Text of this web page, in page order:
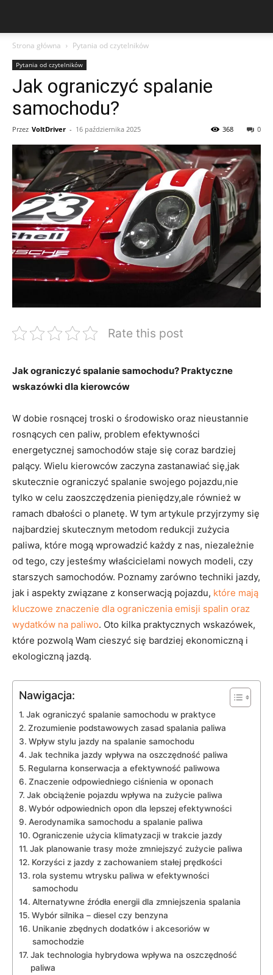
Strona główna Pytania od czytelników
Pytania od czytelników
Jak ograniczyć spalanie
samochodu?
Przez VoltDriver - 16 października 2025 0
368
Rate this post
Jak ograniczyć‌ spalanie samochodu? Praktyczne
wskazówki dla⁢ kierowców
W dobie rosnącej⁣ troski ⁢o środowisko oraz nieustannie
rosnących ‍cen paliw, problem efektywności
energetycznej ⁢samochodów staje się⁤ coraz bardziej
palący. Wielu kierowców zaczyna zastanawiać ​się,jak
skutecznie ograniczyć spalanie swojego pojazdu,nie
tylko w celu​ zaoszczędzenia pieniędzy,ale również w⁣
ramach dbałości ⁢o ‍planetę.⁢ W ⁣tym artykule przyjrzymy⁢ się⁢
najbardziej skutecznym metodom redukcji zużycia
paliwa, które mogą wprowadzić​ każdy ⁤z nas, niezależnie ​
od tego, ​czy ​jesteśmy ⁤właścicielami nowych modeli, czy
‌starszych ⁣samochodów. Poznamy zarówno‌ techniki jazdy,‌
jak i ‌aspekty związane⁣ z ⁢konserwacją pojazdu, które mają
kluczowe znaczenie dla ograniczenia emisji‌ spalin oraz
wydatków na paliwo. Oto‌ kilka praktycznych wskazówek,
⁢które‍ pozwolą​ Wam⁤ cieszyć‍ się bardziej ekonomiczną i
⁣ekologiczną ‍jazdą.
Nawigacja:
Jak⁢ ograniczyć spalanie samochodu⁣ w praktyce
Zrozumienie ‍podstawowych zasad spalania paliwa
Wpływ stylu ‍jazdy na‍ spalanie samochodu
Jak technika ​jazdy wpływa ⁤na ⁤oszczędność paliwa
Regularna konserwacja a ‌efektywność paliwowa
Znaczenie odpowiedniego ciśnienia w oponach
Jak​ obciążenie pojazdu wpływa⁢ na⁣ zużycie paliwa
Wybór odpowiednich opon dla ‌lepszej efektywności
Aerodynamika‍ samochodu‌ a spalanie ‌paliwa
Ograniczenie użycia ​klimatyzacji w trakcie jazdy
Jak planowanie trasy może zmniejszyć zużycie ⁣paliwa
Korzyści z jazdy z zachowaniem stałej prędkości
rola systemu wtrysku paliwa w efektywności​
samochodu
Alternatywne źródła energii dla zmniejszenia spalania
Wybór silnika – diesel czy benzyna
Unikanie ⁣zbędnych dodatków⁤ i akcesoriów w
samochodzie
Jak technologia hybrydowa wpływa na ‌oszczędność
paliwa